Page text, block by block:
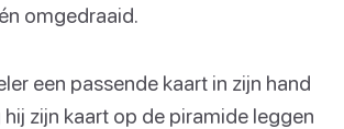
omgedraaid.
een passende kaart in zijn hand
zijn kaart op de piramide leggen